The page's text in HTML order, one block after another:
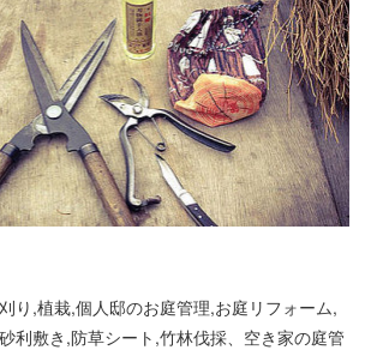
り,植栽,個人邸のお庭管理,お庭リフォーム,
利敷き,防草シート,竹林伐採、空き家の庭管